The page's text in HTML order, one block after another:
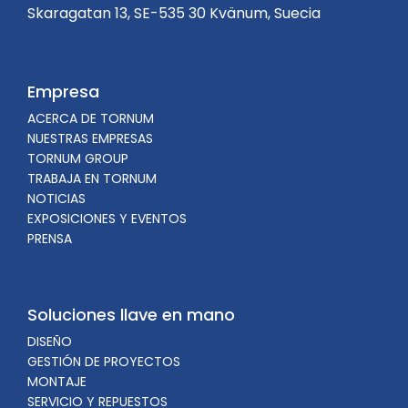
Skaragatan 13, SE-535 30 Kvänum, Suecia
Empresa
ACERCA DE TORNUM
NUESTRAS EMPRESAS
TORNUM GROUP
TRABAJA EN TORNUM
NOTICIAS
EXPOSICIONES Y EVENTOS
PRENSA
Soluciones llave en mano
DISEÑO
GESTIÓN DE PROYECTOS
MONTAJE
SERVICIO Y REPUESTOS